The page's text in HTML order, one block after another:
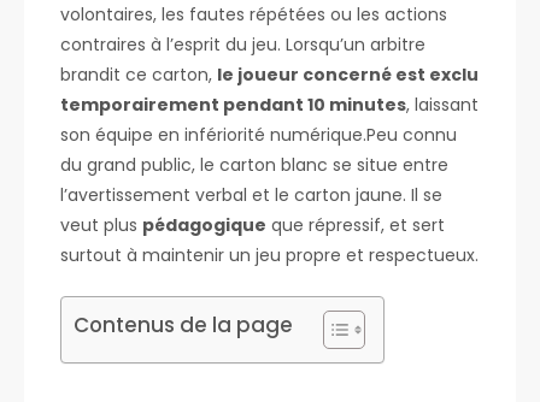
volontaires, les fautes répétées ou les actions
contraires à l’esprit du jeu. Lorsqu’un arbitre
brandit ce carton, le joueur concerné est exclu
temporairement pendant 10 minutes, laissant
son équipe en infériorité numérique.Peu connu
du grand public, le carton blanc se situe entre
l’avertissement verbal et le carton jaune. Il se
veut plus pédagogique que répressif, et sert
surtout à maintenir un jeu propre et respectueux.
Contenus de la page